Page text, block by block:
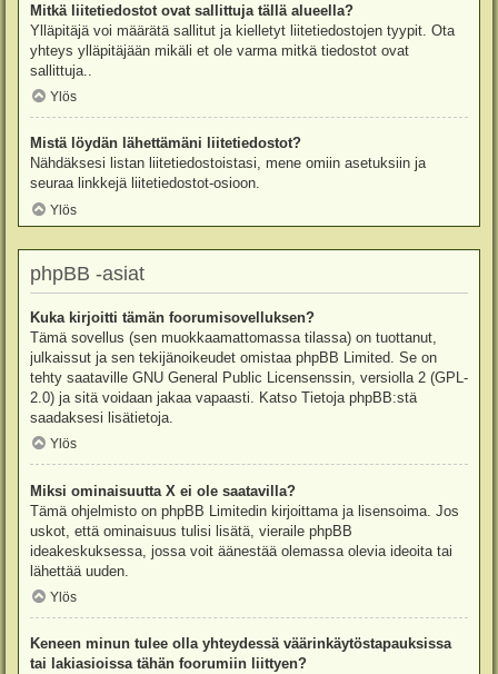
Mitkä liitetiedostot ovat sallittuja tällä alueella?
Ylläpitäjä voi määrätä sallitut ja kielletyt liitetiedostojen tyypit. Ota
yhteys ylläpitäjään mikäli et ole varma mitkä tiedostot ovat
sallittuja..
Ylös
Mistä löydän lähettämäni liitetiedostot?
Nähdäksesi listan liitetiedostoistasi, mene omiin asetuksiin ja
seuraa linkkejä liitetiedostot-osioon.
Ylös
phpBB -asiat
Kuka kirjoitti tämän foorumisovelluksen?
Tämä sovellus (sen muokkaamattomassa tilassa) on tuottanut,
julkaissut ja sen tekijänoikeudet omistaa phpBB Limited . Se on
tehty saataville GNU General Public Licensenssin, versiolla 2 (GPL-
2.0) ja sitä voidaan jakaa vapaasti. Katso Tietoja phpBB:stä
saadaksesi lisätietoja.
Ylös
Miksi ominaisuutta X ei ole saatavilla?
Tämä ohjelmisto on phpBB Limitedin kirjoittama ja lisensoima. Jos
uskot, että ominaisuus tulisi lisätä, vieraile phpBB
ideakeskuksessa , jossa voit äänestää olemassa olevia ideoita tai
lähettää uuden.
Ylös
Keneen minun tulee olla yhteydessä väärinkäytöstapauksissa
tai lakiasioissa tähän foorumiin liittyen?